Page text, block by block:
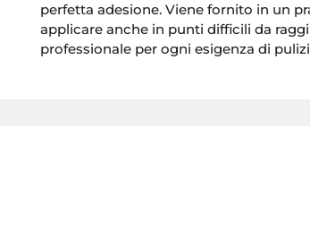
perfetta adesione. Viene fornito in un
applicare anche in punti difficili da
professionale per ogni esigenza di